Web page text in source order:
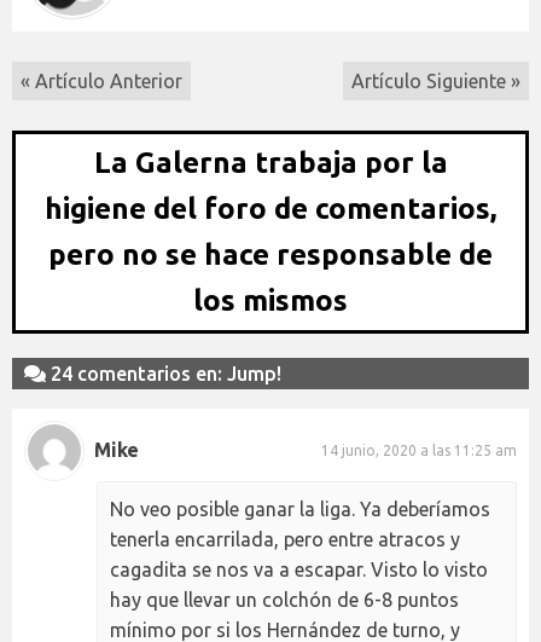
« Artículo Anterior Artículo Siguiente »
La Galerna trabaja por la
higiene del foro de comentarios,
pero no se hace responsable de
los mismos
24 comentarios en: Jump!
Mike 14 junio, 2020 a las 11:25 am
No veo posible ganar la liga. Ya deberíamos
tenerla encarrilada, pero entre atracos y
cagadita se nos va a escapar. Visto lo visto
hay que llevar un colchón de 6-8 puntos
mínimo por si los Hernández de turno, y